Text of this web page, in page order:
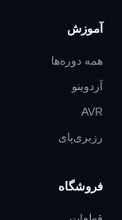
آموزش
همه دوره‌ها
آردوینو
AVR
رزبری‌پای
فروشگاه